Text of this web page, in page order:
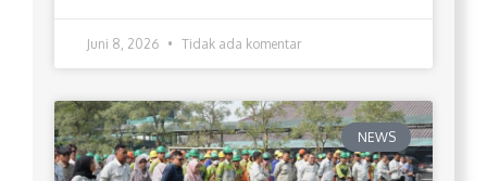
Juni 8, 2026 Tidak ada komentar
NEWS